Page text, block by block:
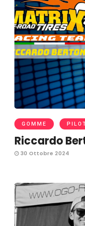
GOMME
Riccardo
30 Ottobre 2024